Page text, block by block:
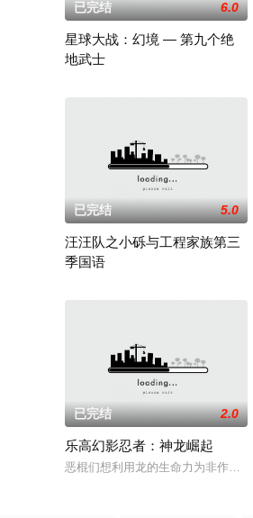
已完结 6.0
星球大战：幻境 — 第九个绝
地武士
已完结 5.0
汪汪队之小砾与工程家族第三
季国语
已完结 2.0
乐高幻影忍者：神龙崛起
恶棍们想利用龙的生命力为非作歹